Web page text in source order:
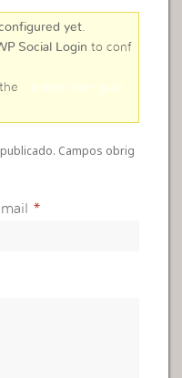
yet
Social Login to conf
online user guid
Campos obrig
*